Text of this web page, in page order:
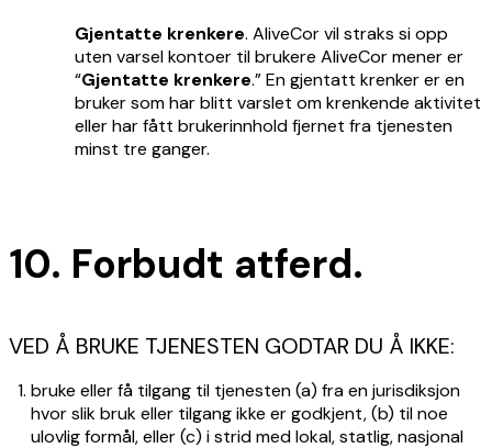
Gjentatte krenkere. AliveCor vil straks si opp
uten varsel kontoer til brukere AliveCor mener er
“Gjentatte krenkere.” En gjentatt krenker er en
bruker som har blitt varslet om krenkende aktivitet
eller har fått brukerinnhold fjernet fra tjenesten
minst tre ganger.
10. Forbudt atferd.
VED Å BRUKE TJENESTEN GODTAR DU Å IKKE:
bruke eller få tilgang til tjenesten (a) fra en jurisdiksjon
hvor slik bruk eller tilgang ikke er godkjent, (b) til noe
ulovlig formål, eller (c) i strid med lokal, statlig, nasjonal